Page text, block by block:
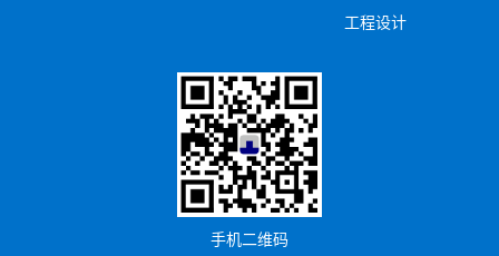
工程设计
手机二维码